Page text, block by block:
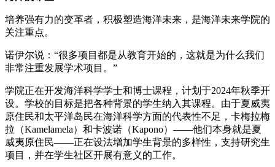
培养强有力的变革者，积极塑造海洋未来，是海洋未来学院的
关注重点。
诺伊尔说：“很多项目都是从教育开始的，这就是为什么我们
非常注重发展学术项目。”
学院正在开发海洋科学学士和博士课程，计划于2024年秋季开
设。学校的目标是把各种背景的学生纳入其课程。由于夏威夷
原住民和太平洋岛民在海洋科学方面的代表性不足，卡梅拉梅
拉（Kamelamela）和卡波诺（Kapono）——他们本身就是夏
威夷原住民——正在设法增加学生背景的多样性，支持研究生
项目，并在学生社区开展有意义的工作。